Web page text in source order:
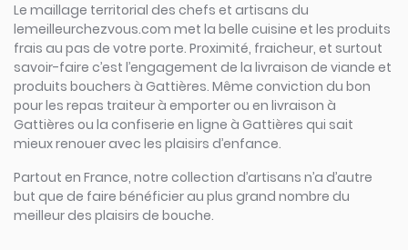
Le maillage territorial des chefs et artisans du
lemeilleurchezvous.com met la belle cuisine et les produits
frais au pas de votre porte. Proximité, fraicheur, et surtout
savoir-faire c’est l’engagement de la livraison de viande et
produits bouchers à Gattières. Même conviction du bon
pour les repas traiteur à emporter ou en livraison à
Gattières ou la confiserie en ligne à Gattières qui sait
mieux renouer avec les plaisirs d’enfance.
Partout en France, notre collection d’artisans n’a d’autre
but que de faire bénéficier au plus grand nombre du
meilleur des plaisirs de bouche.